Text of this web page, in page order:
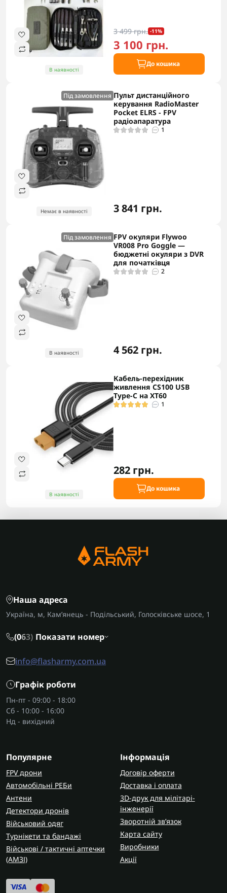
В наявності
3 499 грн. -11%
3 100 грн.
До кошика
Під замовлення
Немає в наявності
Пульт дистанційного
керування RadioMaster
Pocket ELRS - FPV
радіоапаратура
1
3 841 грн.
Під замовлення
В наявності
FPV окуляри Flywoo
VR008 Pro Goggle —
бюджетні окуляри з DVR
для початківця
2
4 562 грн.
В наявності
Кабель-перехідник
живлення CS100 USB
Type-C на XT60
1
282 грн.
До кошика
Наша адреса
Україна, м, Кам’янець - Подільський, Голосківське шосе, 1
(063) Показати номер
info@flasharmy.com.ua
Графік роботи
Пн-пт - 09:00 - 18:00
Сб - 10:00 - 16:00
Нд - вихідний
Популярне
FPV дрони
Автомобільні РЕБи
Антени
Детектори дронів
Військовий одяг
Турнікети та бандажі
Військові / тактичні аптечки
(AMЗІ)
Інформація
Договір оферти
Доставка і оплата
3D-друк для мілітарі-
інженерії
Зворотній зв’язок
Карта сайту
Виробники
Акції